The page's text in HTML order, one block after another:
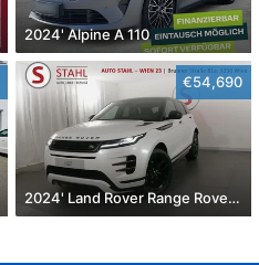
2024' Alpine A 110
€54,690
2024' Land Rover Range Rover Evoque